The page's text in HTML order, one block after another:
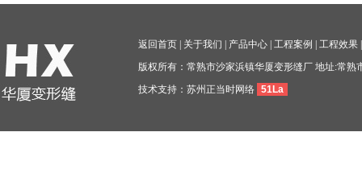
返回首页 关于我们 产品中心 工程案例 工程效果
版权所有：常熟市沙家浜镇华厦变形缝厂 地址:常
技术支持： 苏州正当时网络 51La